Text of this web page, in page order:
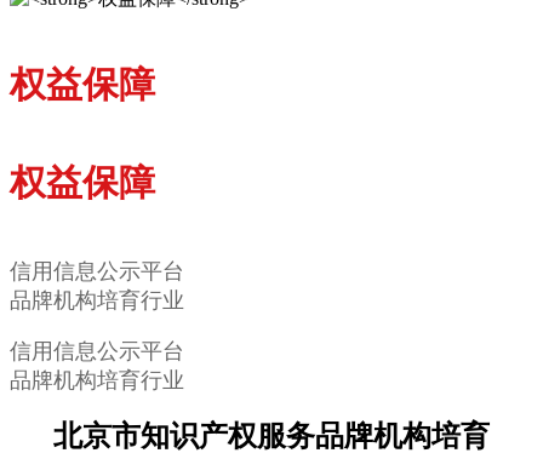
权益保障
权益保障
信用信息公示平台
品牌机构培育行业
信用信息公示平台
品牌机构培育行业
北京市知识产权服务品牌机构培育